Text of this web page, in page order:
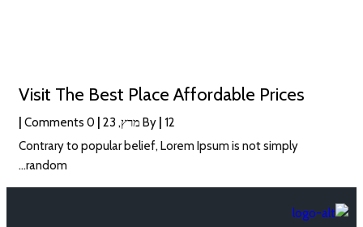
Visit The Best Place Affordable Prices
By| מרץ, 23 |
0 Comments
|
Contrary to popular belief, Lorem Ipsum is not simply
random…